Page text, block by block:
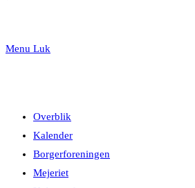
Menu Luk
Overblik
Kalender
Borgerforeningen
Mejeriet